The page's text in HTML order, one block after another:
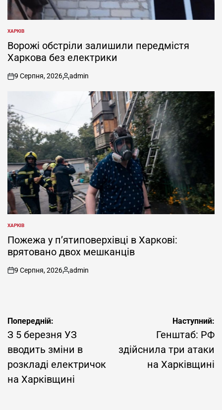
ОПУБЛІКУВАТИ
У
ХАРКІВ
Ворожі обстріли залишили передмістя
Харкова без електрики
on
9 Серпня, 2026
Опубліковано
admin
ОПУБЛІКУВАТИ
У
ХАРКІВ
Пожежа у п’ятиповерхівці в Харкові:
врятовано двох мешканців
on
9 Серпня, 2026
Опубліковано
admin
Навігація
записів
Попередній:
З 5 березня УЗ
вводить зміни в
розкладі електричок
на Харківщині
Наступний:
Генштаб: РФ
здійснила три атаки
на Харківщині